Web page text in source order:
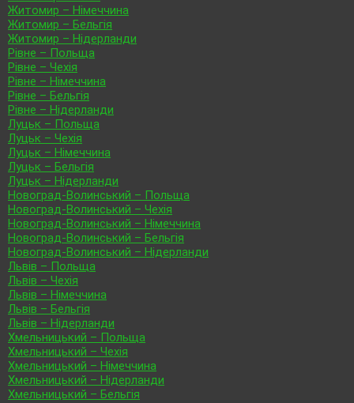
Житомир – Німеччина
Житомир – Бельгія
Житомир – Нідерланди
Рівне – Польща
Рівне – Чехія
Рівне – Німеччина
Рівне – Бельгія
Рівне – Нідерланди
Луцьк – Польща
Луцьк – Чехія
Луцьк – Німеччина
Луцьк – Бельгія
Луцьк – Нідерланди
Новоград-Волинський – Польща
Новоград-Волинський – Чехія
Новоград-Волинський – Німеччина
Новоград-Волинський – Бельгія
Новоград-Волинський – Нідерланди
Львів – Польща
Львів – Чехія
Львів – Німеччина
Львів – Бельгія
Львів – Нідерланди
Хмельницький – Польща
Хмельницький – Чехія
Хмельницький – Німеччина
Хмельницький – Нідерланди
Хмельницький – Бельгія